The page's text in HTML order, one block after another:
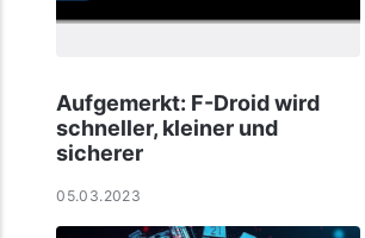
Aufgemerkt: F-Droid wird
schneller, kleiner und
sicherer
05.03.2023